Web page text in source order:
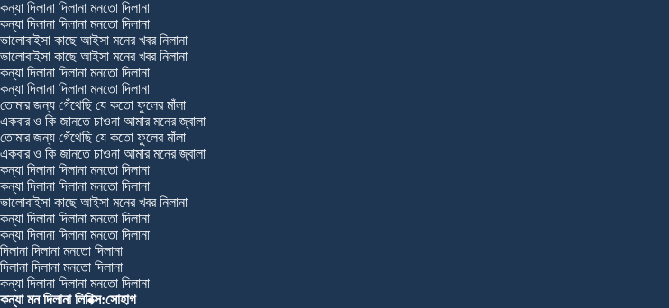
কন্যা দিলানা দিলানা মনতো দিলানা
কন্যা দিলানা দিলানা মনতো দিলানা
ভালোবাইসা কাছে আইসা মনের খবর নিলানা
ভালোবাইসা কাছে আইসা মনের খবর নিলানা
কন্যা দিলানা দিলানা মনতো দিলানা
কন্যা দিলানা দিলানা মনতো দিলানা
তোমার জন্য গেঁথেছি যে কতো ফুলের মাঁলা
একবার ও কি জানতে চাওনা আমার মনের জ্বালা
তোমার জন্য গেঁথেছি যে কতো ফুলের মাঁলা
একবার ও কি জানতে চাওনা আমার মনের জ্বালা
কন্যা দিলানা দিলানা মনতো দিলানা
কন্যা দিলানা দিলানা মনতো দিলানা
ভালোবাইসা কাছে আইসা মনের খবর নিলানা
কন্যা দিলানা দিলানা মনতো দিলানা
কন্যা দিলানা দিলানা মনতো দিলানা
দিলানা দিলানা মনতো দিলানা
দিলানা দিলানা মনতো দিলানা
কন্যা দিলানা দিলানা মনতো দিলানা
কন্যা মন দিলানা লিরিক্স:সোহাগ